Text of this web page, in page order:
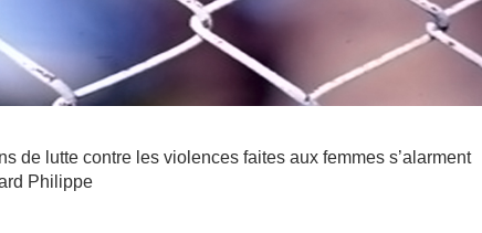
de lutte contre les violences faites aux femmes s’alarment
Philippe